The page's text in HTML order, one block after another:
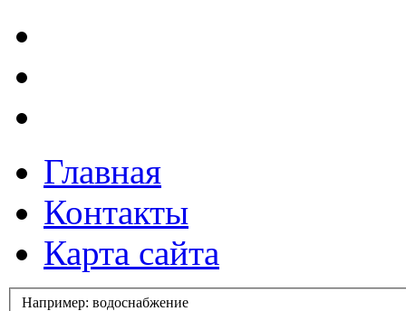
Главная
Контакты
Карта сайта
Например: водоснабжение